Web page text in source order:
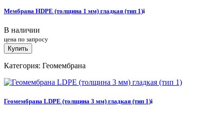
Мембрана HDPE (толщина 1 мм) гладкая (тип 1)i
В наличии
цена по запросу
Купить
Категория: Геомембрана
Геомембрана LDPE (толщина 3 мм) гладкая (тип 1)i